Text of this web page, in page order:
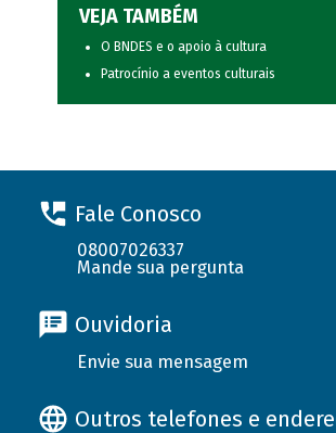
VEJA TAMBÉM
O BNDES e o apoio à cultura
Patrocínio a eventos culturais
Fale Conosco
08007026337
Mande sua pergunta
Ouvidoria
Envie sua mensagem
Outros telefones e